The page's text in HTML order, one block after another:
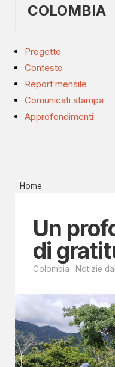
COLOMBIA
Progetto
Contesto
Report mensile
Comunicati stampa
Approfondimenti
Home
Un
di
Colombia Notizie